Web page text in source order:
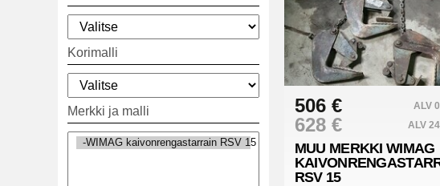
Korimalli
Merkki ja malli 506 € ALV
628 € ALV
MUU MERKKI WIMAG
RSV 15